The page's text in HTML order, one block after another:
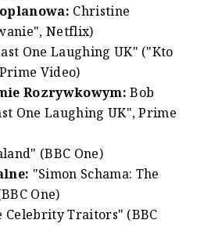
Christine
Netflix)
One Laughing UK" ("Kto
Video)
Rozrywkowym: Bob
One Laughing UK", Prime
(BBC One)
"Simon Schama: The
One)
Celebrity Traitors" (BBC